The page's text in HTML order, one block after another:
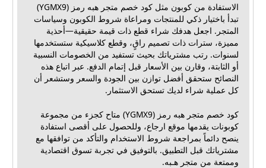
الاستفادة من كوبون مثل كود خصم متجر هبه رمز (YGMX9)
تبدأ باختيار ذكي للمنتجات ومراعاة شروط الكوبون وسياسات
المتجر. اجعل هدفك شراء قطع ذات قيمة حقيقية—أحذية
مميزة، سترات ذات تصميم راقٍ، وقطع كلاسيكية ستستخدمها
لسنوات. رتب مشترياتك بحيث تستفيد من الخصومات النسبية
أو الثابتة، وقارن بين الأسعار قبل إتمام الدفع. عبر اتباع هذه
النصائح ستحقق أفضل توازن بين الجودة والسعر وستشعر أن
كل عملية شراء لديك تستحق الاستثمار.
كود خصم متجر هبه رمز (YGMX9) متاح كجزء من مجموعة
كوبونات يقدمها موقع ارجاع، وللحصول على أقصى استفادة
ينصح دائماً بمراجعة شروط الاستخدام والتأكد من توافقها مع
مشترياتك قبل التطبيق. بالتوفيق في تجربة تسوق اقتصادية
وممتعة من متجر هـبه.